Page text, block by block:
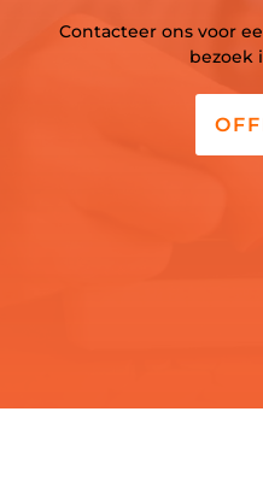
Contacteer ons voor
bezoek